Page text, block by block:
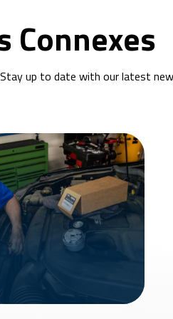
Connexes
up to date with our latest